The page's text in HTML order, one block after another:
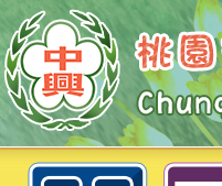
轉知：國立臺